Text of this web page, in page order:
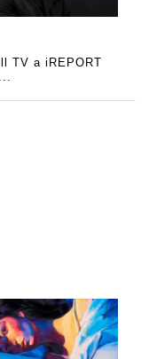
TV a iREPORT